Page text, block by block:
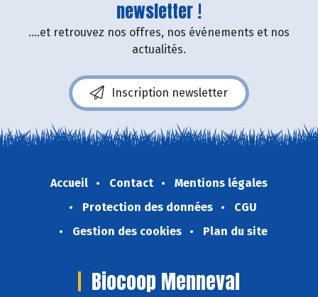
newsletter !
....et retrouvez nos offres, nos événements et nos
actualités.
Inscription newsletter
Accueil Contact
Mentions légales
Protection des données
CGU
Gestion des cookies
Plan du site
Biocoop Menneval